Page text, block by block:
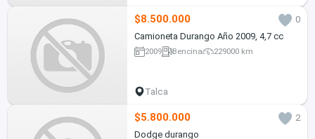
$8.500.000
0
Camioneta Durango Año 2009, 4,7 cc
2009 Bencina 229000 km
Talca
$5.800.000
2
Dodge durango